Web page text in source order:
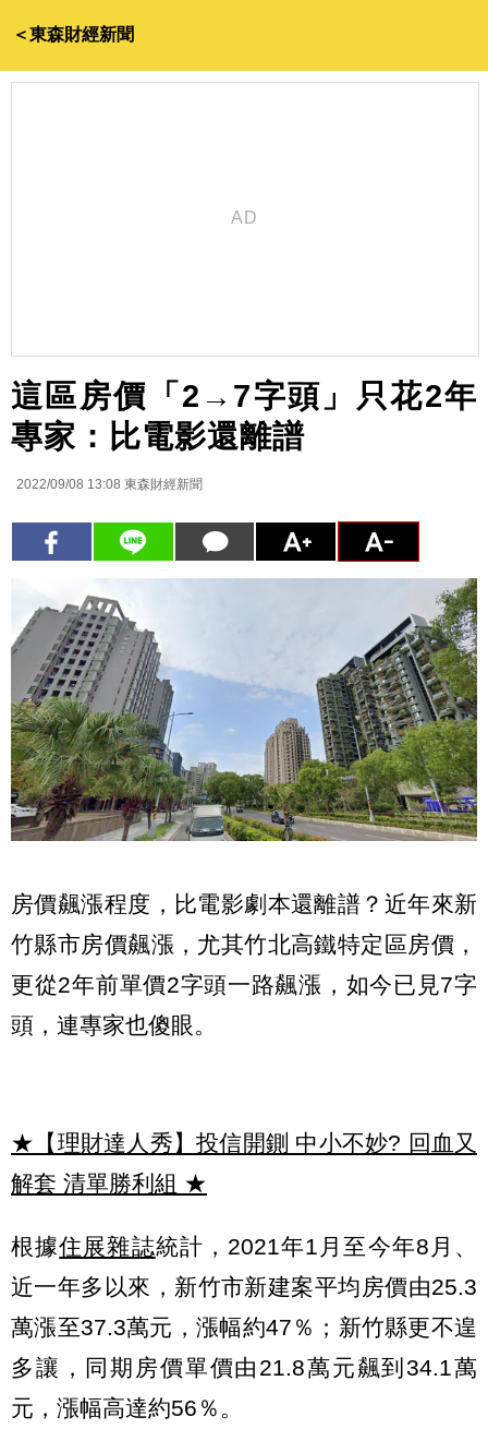
＜東森財經新聞
這區房價「2→7字頭」只花2年
專家：比電影還離譜
2022/09/08 13:08 東森財經新聞
房價飆漲程度，比電影劇本還離譜？近年來新
竹縣市房價飆漲，尤其竹北高鐵特定區房價，
更從2年前單價2字頭一路飆漲，如今已見7字
頭，連專家也傻眼。
★【理財達人秀】投信開鍘 中小不妙? 回血又
解套 清單勝利組 ★
根據住展雜誌統計，2021年1月至今年8月、
近一年多以來，新竹市新建案平均房價由25.3
萬漲至37.3萬元，漲幅約47％；新竹縣更不遑
多讓，同期房價單價由21.8萬元飆到34.1萬
元，漲幅高達約56％。